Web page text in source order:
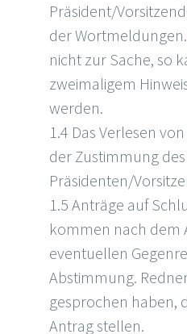
Präsident/
der
nicht zur Sache, so
zweimaligem
werden.
1.4 Das Verlesen
der Zustimmung des
Präsidenten/
1.5 Anträge auf
kommen nach dem
eventuellen
Abstimmung.
gesprochen haben,
Antrag stellen.